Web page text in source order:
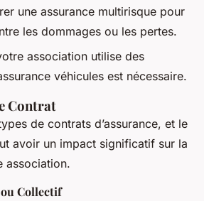
une assurance multirisque pour
les dommages ou les pertes.
association utilise des
véhicules est nécessaire.
Contrat
de contrats d’assurance, et le
avoir un impact significatif sur la
association.
Collectif